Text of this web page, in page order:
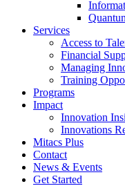
Services
Access to
Financial
Managing
Training
Programs
Impact
Innovation
Innovations
Mitacs Plus
Contact
News & Events
Get Started